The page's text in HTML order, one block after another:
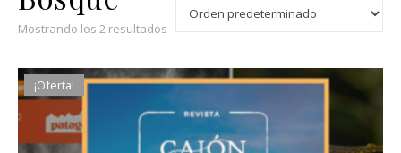
Mostrando los 2 resultados
¡Oferta!